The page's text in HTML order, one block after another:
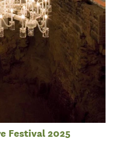
Festival 2025